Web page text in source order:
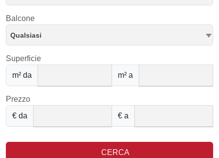
Balcone
Qualsiasi
Superficie
m² da
m² a
Prezzo
€ da
€ a
CERCA